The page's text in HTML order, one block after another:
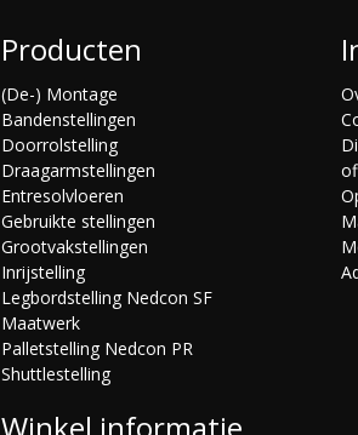
Producten
(De-) Montage
Bandenstellingen
Doorrolstelling
Draagarmstellingen
Entresolvloeren
Gebruikte stellingen
Grootvakstellingen
Inrijstelling
Legbordstelling Nedcon SF
Maatwerk
Palletstelling Nedcon PR
Shuttlestelling